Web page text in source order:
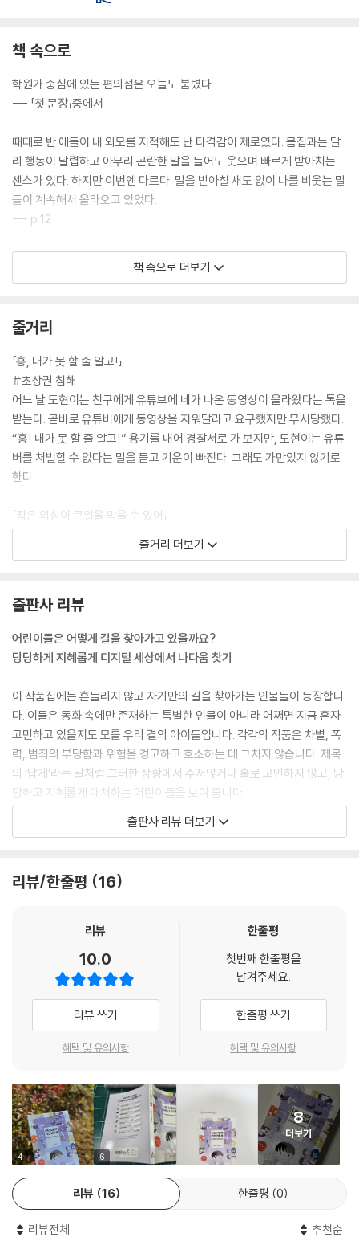
책 속으로
학원가 중심에 있는 편의점은 오늘도 붐볐다.
--- 「첫 문장」중에서
때때로 반 애들이 내 외모를 지적해도 난 타격감이 제로였다. 몸집과는 달
리 행동이 날렵하고 아무리 곤란한 말을 들어도 웃으며 빠르게 받아치는
센스가 있다. 하지만 이번엔 다르다. 말을 받아칠 새도 없이 나를 비웃는 말
들이 계속해서 올라오고 있었다.
--- p.12
“저…… 안 당했는데요.”
보건 선생님과 내가 동시에 지혜를 보았다. 벌게진 눈으로 지혜가 말을 이
보건 선생님은 뭔가 큰 깨달음을 얻은 것처럼 탄식했다.
“너희처럼 작은 의심이라도 해야 했는데. 그랬다면 큰일을 막을 수 있었을
텐데. 난 의심조차 안 한 거 있지.”
--- pp.41-42
‘만 원만 걸 걸. 뭐, 어제도 이러다 결국 땄으니까.’
세민이는 남은 만 원을 다 걸고 짝을 골랐다. 두 손을 모아 기도를 하는데
손이 축축하게 젖어 있었다. 짝 나와라. 짝 나와라. 하지만 또 홀이 나왔다.
이가 했던 말이 떠올랐다.
“이번 한 번만 하자, 한 번만. 그러다 잃고, 빌리고. 결국 망하는 거야.”
연주는 이수의 어깨에 손을 척 올리고 말했다.
이수는 아직 나다운 게 뭔지 모르겠지만 연주와 함께 있으면 없던 용기가
생기는 것 같았다.
“전학 온 첫날부터 재미있고 당당한 네가 부러웠어. 그런데 네가 혼자 있는
나한테 말을 걸어 주더라고. 덕분에 다른 친구들도 생겨서 너무 좋았어. 너
랑은 더 친해지고 싶어서 나도 모르게 그런 행동을 했나 봐. 그게 사생활을
침해하는 건지 몰랐어. 미안해.”
--- p.89
“키오스크 불편하지 않냐?”
현재가 대답했다. 윤석이가 고개를 갸우뚱하며 되물었다.
“편하다고?”
“아니거든. 생각보다 쩔쩔매는 사람들 많거든. 우리 엄마만 해도 글씨가 작
아서 잘 안 보인다고 했고, 다리가 불편해 휠체어를 타는 고모는 키오스크
가 높아서 사용하기 힘들대.”
“모둠 과제라서 눈치를 보는 거지. 민폐 같아서 말이야.”
“소외받는 느낌도 들 거야. 모바일 게임도 안 해서 대화가 안 통하겠지.”
라 난처해했던 할머니와 할아버지가 떠올랐다.
“그러면 점점 멀어지겠네.”
--- p.105
그런데 그날 이후로 제이슨은 이상한 요구를 하기 시작했다. 시도 때도 없
이 뽀뽀를 해 달라고 하질 않나, 뜬금없이 손이랑 발을 찍어서 보내 달라고
했다.
내가 “왜?” 하고 물어보면 제이슨은 귀여운 네 손이랑 발을 보면 힘이 날
것 같다고 얼버무렸다. 나는 손, 발쯤이야 하고 사진을 보냈다.
책 속으로 더보기
줄거리
「흥, 내가 못 할 줄 알고!」
#초상권 침해
어느 날 도현이는 친구에게 유튜브에 네가 나온 동영상이 올라왔다는 톡을
받는다. 곧바로 유튜버에게 동영상을 지워달라고 요구했지만 무시당했다.
“흥! 내가 못 할 줄 알고!” 용기를 내어 경찰서로 가 보지만, 도현이는 유튜
버를 처벌할 수 없다는 말을 듣고 기운이 빠진다. 그래도 가만있지 않기로
한다.
「작은 의심이 큰일을 막을 수 있어」
#디지털 사기
성주는 아이돌 굿즈 살 돈을 빌려달라는 지혜의 부탁을 거절하며 그만하라
며 말리지만 지혜는 당장이라도 돈을 보낼 기세다. 지혜는 이대로 사기를
당하게 될까?
#온라인 도박
세민이네 반 아이들 몇몇이 불법 온라인 도박에 빠져 있다. 세민이는 절대
그럴 일 없다고 생각했는데, 중학생 형들의 꼬임에 호기심으로 도박 사이
트에 접속한다. 게임처럼 쉽고 돈이 불어나는 재미에, 자기도 모르게 도박
에 중독되어 간다. 그만두고 싶지만 형들에게 보복을 당할까 두려워 고민
에 휩싸인 세민이! 과연 이 위기에서 빠져나올 수 있을까?
「나는 나답게 너는 너답게」
#사생활 감시
다고 통보했다. 이수는 자기 반 친구들이 위치 공유 앱으로 자기를 감시하
법을 찾아보기로 한다.
「사실 나도 그래」
#디지털 소외
사회 모둠 숙제를 앞두고 동재와 친구들 사이에 갈등이 생긴다. 스마트폰
이 없는 순규 때문에 불편한 점이 있기 때문이다. 하지만 아이들은 과제를
하는 과정에서 나이, 장애 등의 이유로 디지털 세상에서 겪는 어려움을 알
까?
「나, 슈퍼 우먼이거든」
#디지털 성범죄
지유는 평소 정의로운 행동을 잘해 별명이 ‘슈퍼 우먼’이다. 하지만 요즘 가
상 공간 ‘피노키오 월드’에서 친해진 제이슨에게 쩔쩔매고 있다. 처음에는
‘가상 공간인데 괜찮겠지?’ 하며 제이슨의 부탁을 들어줬는데, 점점 무리
한 요구를 한다. 급기야 만나서 키스를 해 달라는 요구를 거절하자 협박이
줄거리 더보기
출판사 리뷰
어린이들은 어떻게 길을 찾아가고 있을까요?
당당하게 지혜롭게 디지털 세상에서 나다움 찾기
이 작품집에는 흔들리지 않고 자기만의 길을 찾아가는 인물들이 등장합니
다. 이들은 동화 속에만 존재하는 특별한 인물이 아니라 어쩌면 지금 혼자
고민하고 있을지도 모를 우리 곁의 아이들입니다. 각각의 작품은 차별, 폭
력, 범죄의 부당함과 위험을 경고하고 호소하는 데 그치지 않습니다. 제목
의 ‘답게’라는 말처럼 그러한 상황에서 주저앉거나 홀로 고민하지 않고, 당
당하고 지혜롭게 대처하는 어린이들을 보여 줍니다.
용기 있게 경찰과 변호사를 찾아가고, 친구를 위해 끊임없이 의심하고, 겁
들이 겪는 문제를 무조건 어른이 해결해 주는 것이 아니라, 당차고 당당하
있는 나’임을, 즉 나다움이 자신을 구한다는 메시지를 전달합니다.
어린이가 지혜롭고 당당하게 행동할 수 있는 건 이야기마다 다정하지만 단
호한 어른이 믿음직하게 존재하기 때문입니다. 이 작품집 속 어른들은 어
린이들의 상처받은 마음을 보듬어 주고, 나쁜 길로 빠지지 않게 잡아주며,
너희 곁에 있다고 믿음을 줍니다. 그러니 자신을 믿고 주변의 친구나 어른
에게 도움을 청하라고 말합니다. 다소 뻔할 수 있는 이 말은 작은 의심, 자
어린이들을 안심시켜 줍니다.
디지털 세상에서 위험을 마주했을 때 어떻게 해야 할지 모르겠다면 지금
길을 잃고 헤매고 있다면 이 책의 주인공들을 따라 해 보길 권합니다. 나를
지지하는 어른을 믿고 나답게 길을 찾아갈 이 책의 독자들도 용감하고 성
숙한 디지털 시민으로 자라날 것입니다.
출판사 리뷰 더보기
리뷰/한줄평 16
리뷰
10.0
리뷰 쓰기
혜택 및 유의사항
한줄평
첫번째 한줄평을
남겨주세요.
한줄평 쓰기
혜택 및 유의사항
4 6
8
더보기
리뷰 16 한줄평 0
리뷰전체 추천순